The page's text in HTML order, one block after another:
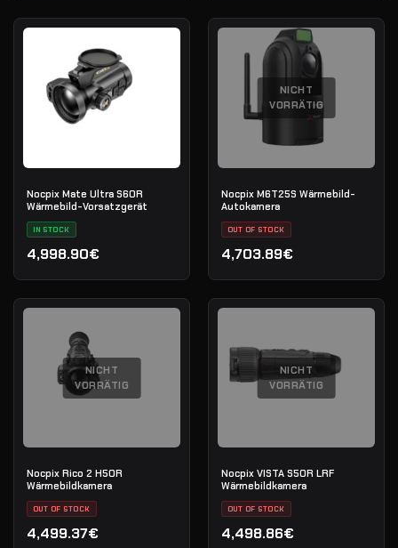
Nocpix Mate Ultra S60R
Wärmebild-Vorsatzgerät
IN STOCK
4,998.90€
NICHT
VORRÄTIG
Nocpix M6T25S Wärmebild-
Autokamera
OUT OF STOCK
4,703.89€
NICHT
VORRÄTIG
Nocpix Rico 2 H50R
Wärmebildkamera
OUT OF STOCK
4,499.37€
NICHT
VORRÄTIG
Nocpix VISTA S50R LRF
Wärmebildkamera
OUT OF STOCK
4,498.86€